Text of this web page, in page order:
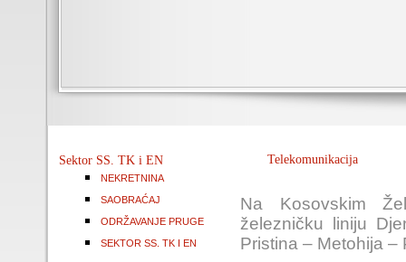
Sektor SS. TK i EN
NEKRETNINA
SAOBRAĆAJ
ODRŽAVANJE PRUGE
SEKTOR SS. TK I EN
Telekomunikacija
Na Kosovskim
železničku liniju
Pristina – Metohija –